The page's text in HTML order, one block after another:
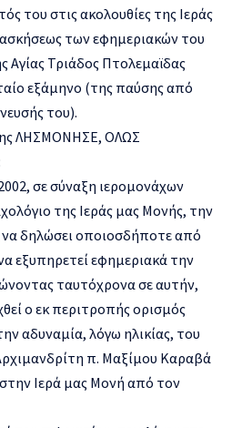
του στις ακολουθίες της Ιεράς
των εφημεριακών του
Αγίας Τριάδος Πτολεμαϊδας
εξάμηνο (της παύσης από
του).
ΛΗΣΜΟΝΗΣΕ, ΟΛΩΣ
σε σύναξη ιερομονάχων
της Ιεράς μας Μονής, την
να δηλώσει οποιοσδήποτε από
εξυπηρετεί εφημεριακά την
ταυτόχρονα σε αυτήν,
ο εκ περιτροπής ορισμός
αδυναμία, λόγω ηλικίας, του
π. Μαξίμου Καραβά
στην Ιερά μας Μονή από τον